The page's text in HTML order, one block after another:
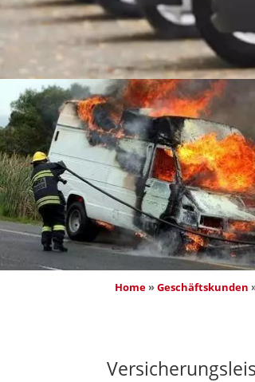
Home » Geschäftskunden